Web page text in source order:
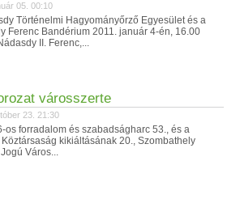
05. 00:10
Történelmi Hagyományőrző Egyesület és a
Ferenc Bandérium 2011. január 4-én, 16.00
II. Ferenc,...
városszerte
23. 21:30
os forradalom és szabadságharc 53., és a
Köztársaság kikiáltásának 20., Szombathely
Város...